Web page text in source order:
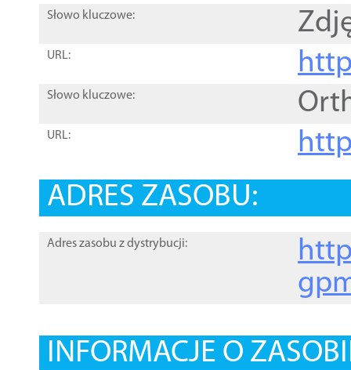
Słowo kluczowe:
URL:
Słowo kluczowe:
URL:
ADRES ZASOBU:
Adres zasobu z dystrybucji:
INFORMACJE O